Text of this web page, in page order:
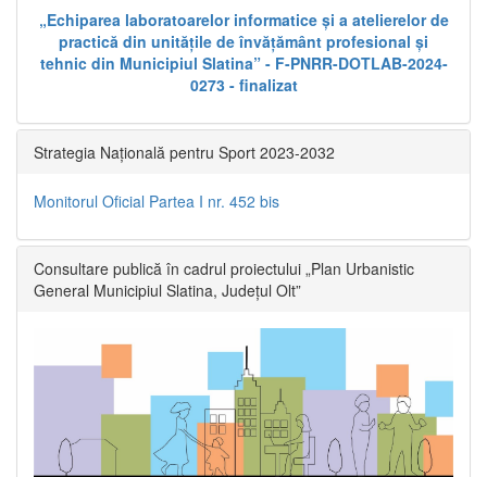
„Echiparea laboratoarelor informatice și a atelierelor de
practică din unitățile de învățământ profesional și
tehnic din Municipiul Slatina” - F-PNRR-DOTLAB-2024-
0273 - finalizat
Strategia Națională pentru Sport 2023-2032
Monitorul Oficial Partea I nr. 452 bis
Consultare publică în cadrul proiectului „Plan Urbanistic
General Municipiul Slatina, Județul Olt”